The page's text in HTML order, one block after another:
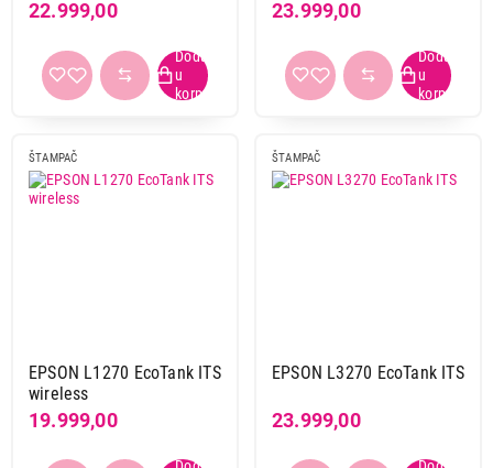
22.999,00 23.999,00
ŠTAMPAČ
EPSON L1270 EcoTank ITS
wireless
19.999,00
ŠTAMPAČ
EPSON L3270 EcoTank ITS
23.999,00